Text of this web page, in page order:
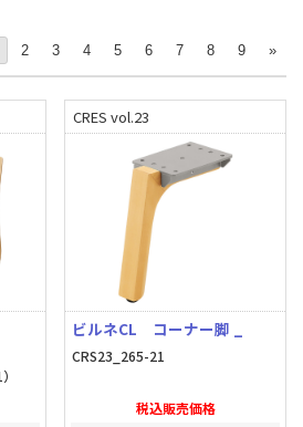
2 3 4 5 6 7 8 9 »
CRES vol.23
ビルネCL コーナー脚 _
CRS23_265-21
税込販売価格